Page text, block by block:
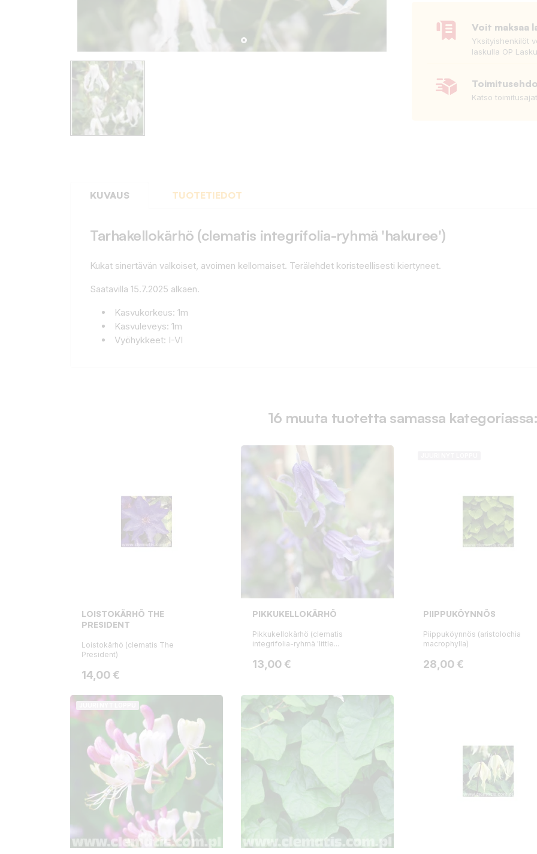
Voit maksaa
Yksityishenkilöt
laskulla OP
Katso
KUVAUS TUOTETIEDOT
Tarhakellokärhö (clematis integrifolia-ryhmä 'hakuree')
Kukat sinertävän valkoiset, avoimen kellomaiset. Terälehdet koristeellisesti kiertyneet.
Saatavilla 15.7.2025 alkaen.
Kasvukorkeus: 1m
Kasvuleveys: 1m
Vyöhykkeet: I-VI
16 muuta tuotetta samassa kategoriassa:
LOISTOKÄRHÖ THE
PRESIDENT
Loistokärhö (clematis The
President)
Hinta
14,00 €
PIKKUKELLOKÄRHÖ
Pikkukellokärhö (clematis
integrifolia-ryhmä 'little...
Hinta
13,00 €
PIIPPUKÖYNNÖS
Piippuköynnös (aristolochia
macrophylla)
Hinta
28,00 €